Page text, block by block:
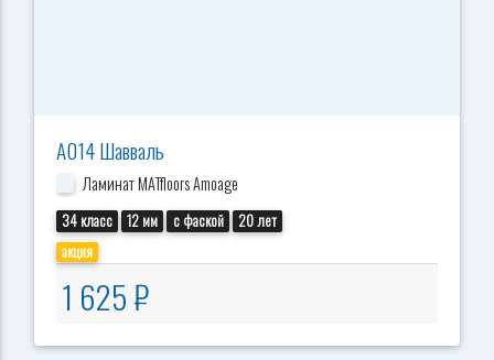
А014 Шавваль
Ламинат MATfloors Amoage
34 класс 12 мм с фаской
20 лет
акция
1 625 ₽